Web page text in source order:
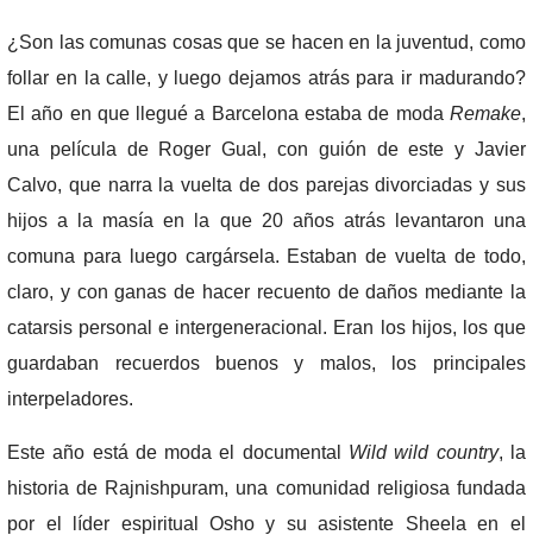
¿Son las comunas cosas que se hacen en la juventud, como
follar en la calle, y luego dejamos atrás para ir madurando?
El año en que llegué a Barcelona estaba de moda Remake,
una película de Roger Gual, con guión de este y Javier
Calvo, que narra la vuelta de dos parejas divorciadas y sus
hijos a la masía en la que 20 años atrás levantaron una
comuna para luego cargársela. Estaban de vuelta de todo,
claro, y con ganas de hacer recuento de daños mediante la
catarsis personal e intergeneracional. Eran los hijos, los que
guardaban recuerdos buenos y malos, los principales
interpeladores.
Este año está de moda el documental Wild wild country, la
historia de Rajnishpuram, una comunidad religiosa fundada
por el líder espiritual Osho y su asistente Sheela en el